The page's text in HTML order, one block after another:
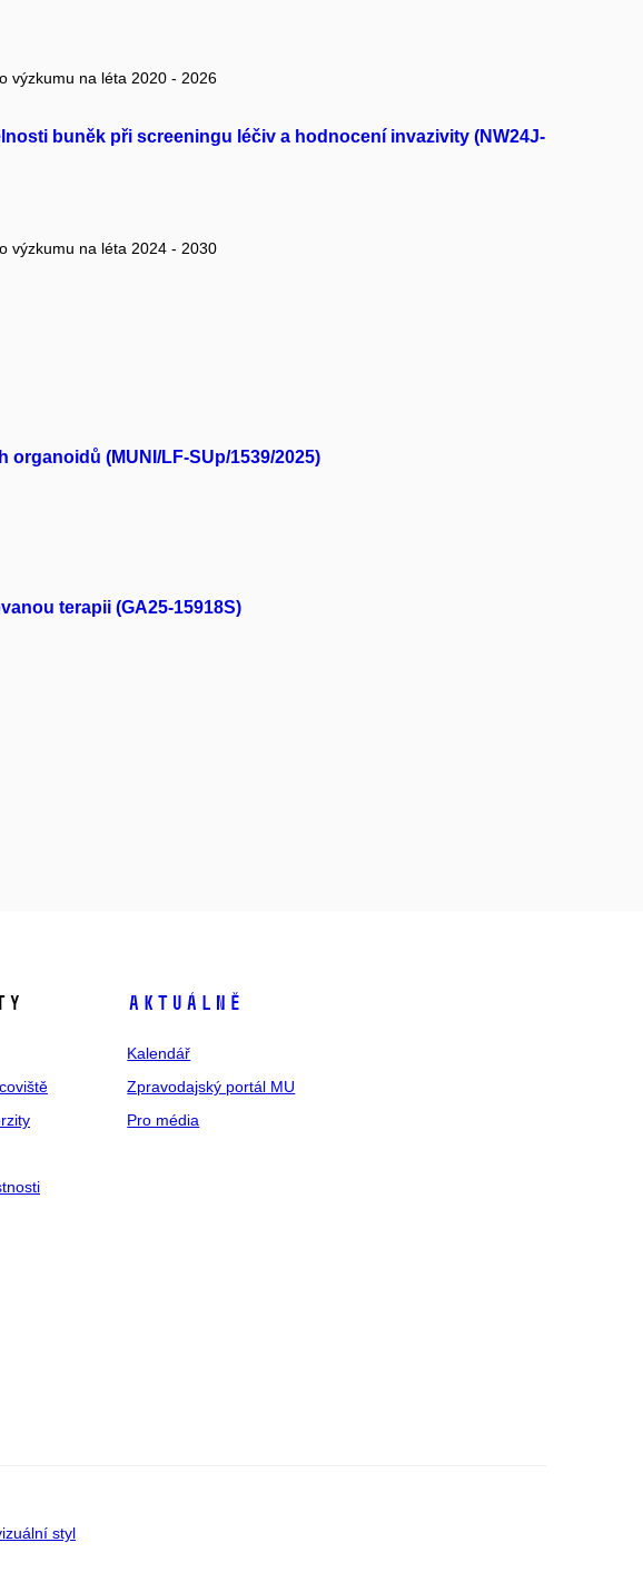
výzkumu na léta 2020 - 2026
buněk při screeningu léčiv a hodnocení invazivity (NW24J-
výzkumu na léta 2024 - 2030
(MUNI/LF-SUp/1539/2025)
terapii (GA25-15918S)
Aktuálně
Kalendář
Zpravodajský portál MU
Pro média
styl